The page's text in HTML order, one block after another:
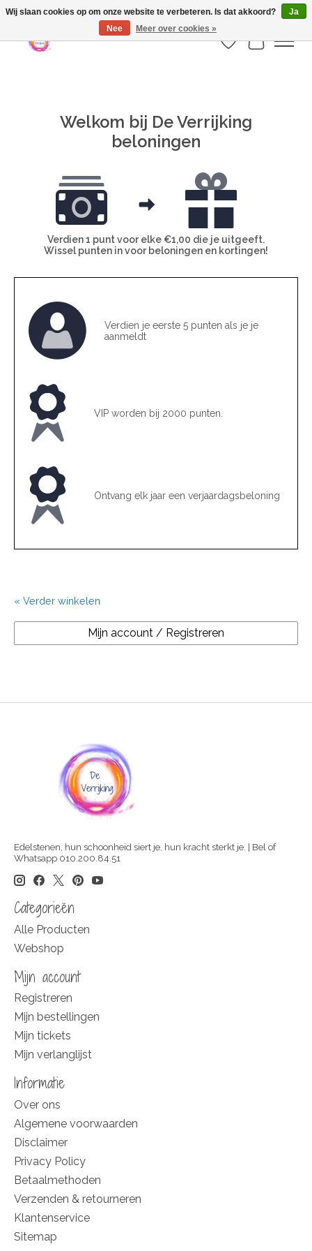
Webshop is geopend maar nog onder constructie | let op: Verzenden vanaf 29
juli
Verlanglijst
Welkom bij De Verrijking
beloningen
Verdien 1 punt voor elke €1,00 die je uitgeeft.
Wissel punten in voor beloningen en kortingen!
Verdien je eerste 5 punten als je je
aanmeldt
VIP worden bij 2000 punten.
Ontvang elk jaar een verjaardagsbeloning
« Verder winkelen
Mijn account / Registreren
Edelstenen, hun schoonheid siert je, hun kracht sterkt je. | Bel of
Whatsapp 010.200.84.51
Categorieën
Alle Producten
Webshop
Mijn account
Registreren
Mijn bestellingen
Mijn tickets
Mijn verlanglijst
Informatie
Over ons
Algemene voorwaarden
Disclaimer
Privacy Policy
Betaalmethoden
Verzenden & retourneren
Klantenservice
Sitemap
Wij slaan cookies op om onze website te verbeteren. Is dat akkoord?
Ja
Nee
Meer over cookies »